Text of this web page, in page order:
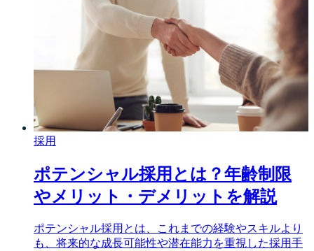
採用
ポテンシャル採用とは？年齢制限
やメリット・デメリットを解説
ポテンシャル採用とは、これまでの経験やスキルより
も、将来的な成長可能性や潜在能力を重視した採用手